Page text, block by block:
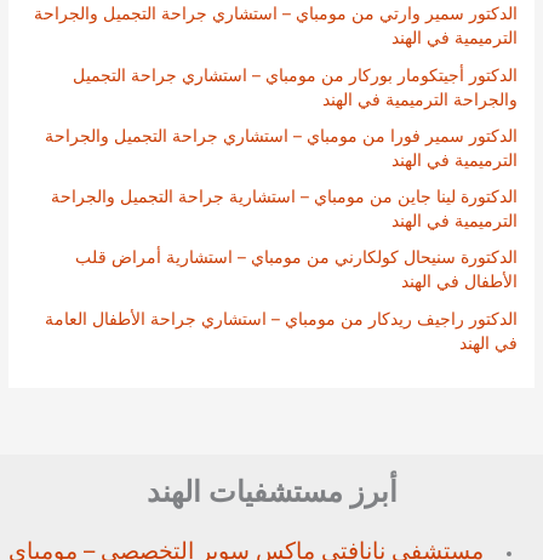
الدكتور سمير وارتي من مومباي – استشاري جراحة التجميل والجراحة
الترميمية في الهند
الدكتور أجيتكومار بوركار من مومباي – استشاري جراحة التجميل
والجراحة الترميمية في الهند
الدكتور سمير فورا من مومباي – استشاري جراحة التجميل والجراحة
الترميمية في الهند
الدكتورة لينا جاين من مومباي – استشارية جراحة التجميل والجراحة
الترميمية في الهند
الدكتورة سنيحال كولكارني من مومباي – استشارية أمراض قلب
الأطفال في الهند
الدكتور راجيف ريدكار من مومباي – استشاري جراحة الأطفال العامة
في الهند
أبرز مستشفيات الهند
مستشفى نانافتي ماكس سوبر التخصصي – مومباي